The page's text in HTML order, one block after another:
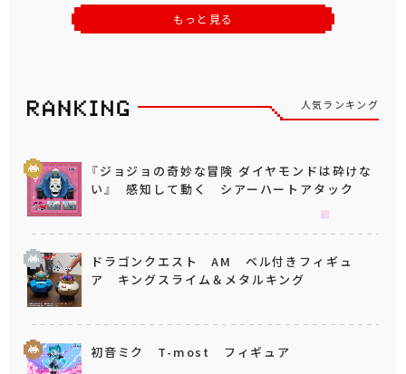
もっと見る
人気ランキング
『ジョジョの奇妙な冒険 ダイヤモンドは砕けな
い』 感知して動く シアーハートアタック
ドラゴンクエスト AM ベル付きフィギュ
ア キングスライム＆メタルキング
初音ミク T-most フィギュア